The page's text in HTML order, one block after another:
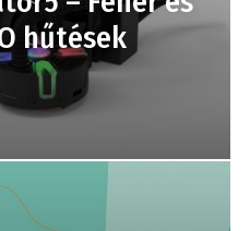
hűtések